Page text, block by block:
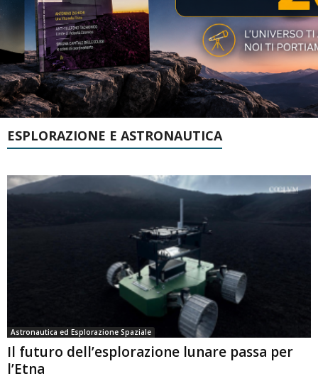
ESPLORAZIONE E ASTRONAUTICA
Astronautica ed Esplorazione Spaziale
Il futuro dell’esplorazione lunare passa per
l’Etna